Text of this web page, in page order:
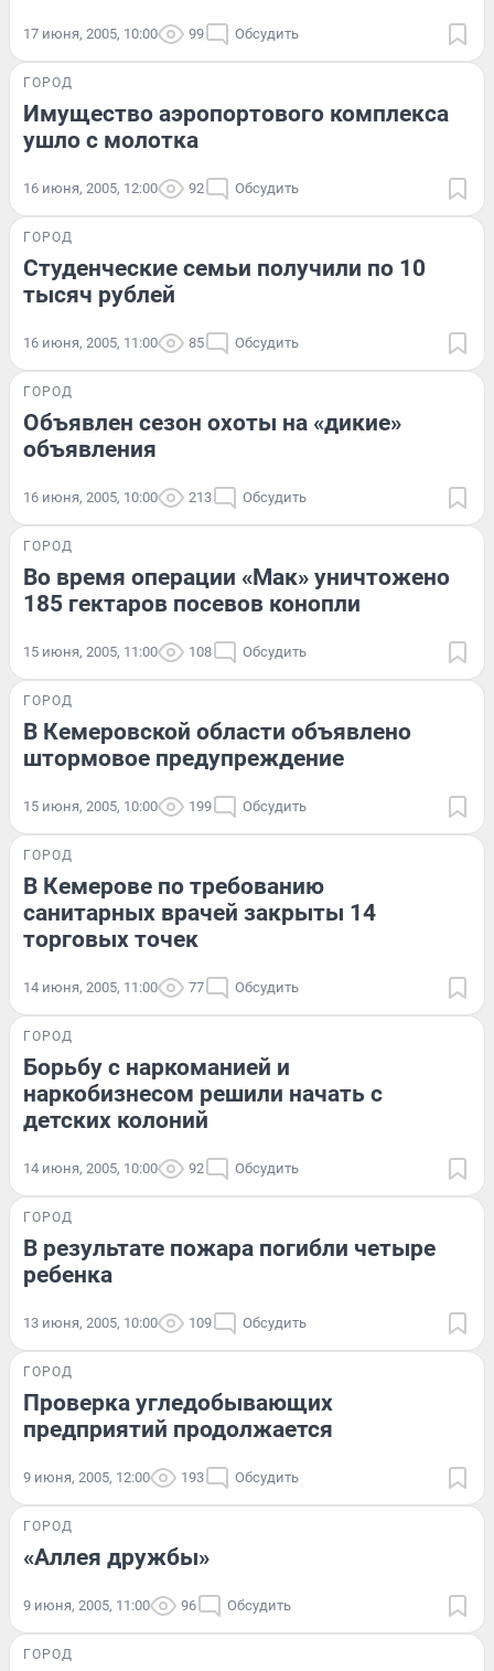
17 июня, 2005, 10:00 99 Обсудить
ГОРОД
Имущество аэропортового комплекса
ушло с молотка
16 июня, 2005, 12:00 92 Обсудить
ГОРОД
Студенческие семьи получили по 10
тысяч рублей
16 июня, 2005, 11:00 85 Обсудить
ГОРОД
Объявлен сезон охоты на «дикие»
объявления
16 июня, 2005, 10:00 213 Обсудить
ГОРОД
Во время операции «Мак» уничтожено
185 гектаров посевов конопли
15 июня, 2005, 11:00 108 Обсудить
ГОРОД
В Кемеровской области объявлено
штормовое предупреждение
15 июня, 2005, 10:00 199 Обсудить
ГОРОД
В Кемерове по требованию
санитарных врачей закрыты 14
торговых точек
14 июня, 2005, 11:00 77 Обсудить
ГОРОД
Борьбу с наркоманией и
наркобизнесом решили начать с
детских колоний
14 июня, 2005, 10:00 92 Обсудить
ГОРОД
В результате пожара погибли четыре
ребенка
13 июня, 2005, 10:00 109 Обсудить
ГОРОД
Проверка угледобывающих
предприятий продолжается
9 июня, 2005, 12:00 193 Обсудить
ГОРОД
«Аллея дружбы»
9 июня, 2005, 11:00 96 Обсудить
ГОРОД